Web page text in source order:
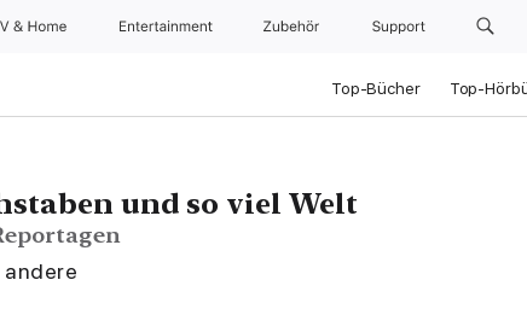
& Home Entertainment Zubehör Support
Top-Bücher Top-
und so viel Welt
andere